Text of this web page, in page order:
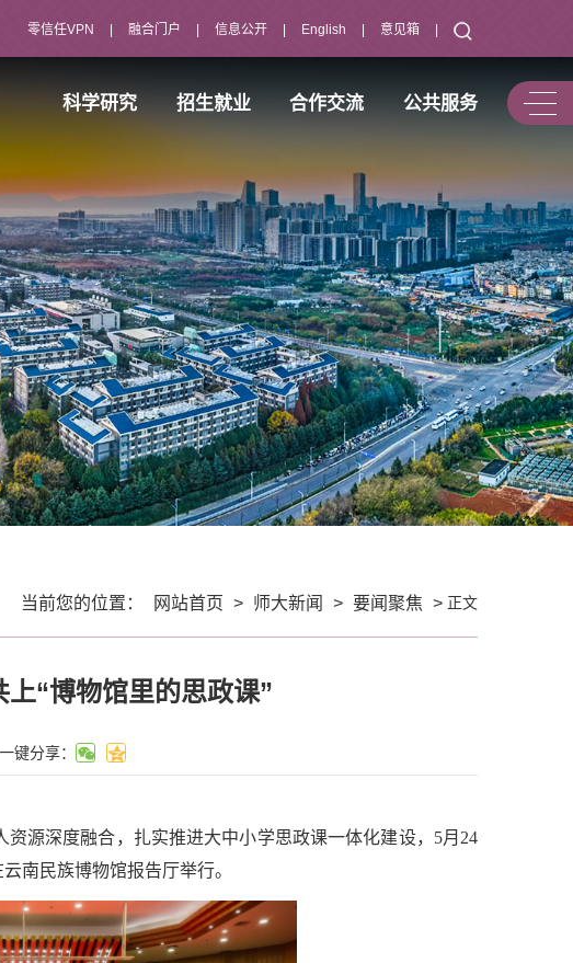
零信任VPN 融合门户 信息公开 English 意见箱
科学研究 招生就业 合作交流 公共服务
当前您的位置： 网站首页 > 师大新闻 > 要闻聚焦 > 正文
“博物馆里的思政课”
一键分享：
源深度融合，扎实推进大中小学思政课一体化建设，5月24
南民族博物馆报告厅举行。